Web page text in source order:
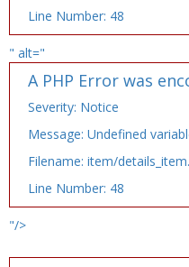
Line Number: 48
" alt="
A PHP Error was
Severity: Notice
Message: Undefined
Filename: item/
Line Number: 48
"/>